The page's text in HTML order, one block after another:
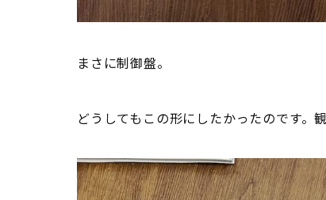
まさに制御盤。
どうしてもこの形にしたかったのです。